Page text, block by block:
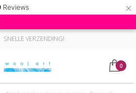
Reviews ×
SNELLE VERZENDING!
0